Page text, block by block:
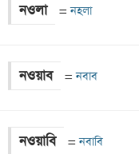
নওলা = নহলা
নওয়াব = নবাব
নওয়াবি = নবাবি